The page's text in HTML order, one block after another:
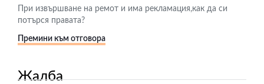
При извършване на ремот и има рекламация,как да си
потърся правата?
Премини към отговора
Жалба